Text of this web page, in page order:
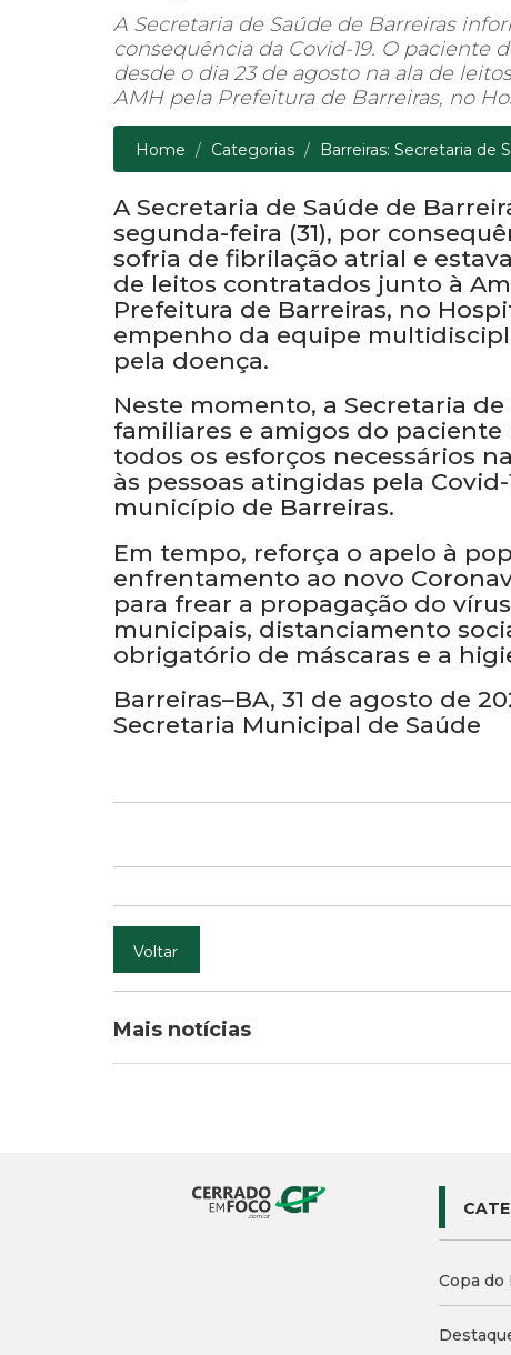
A Secretaria de Saúde de Barreiras
consequência da Covid-19. O paciente
desde o dia 23 de agosto na ala de
AMH pela Prefeitura de Barreiras, no
Home Categorias Barreiras: Secretaria de
A Secretaria de Saúde de
segunda-feira (31), por
sofria de fibrilação atrial e
de leitos contratados junto à
Prefeitura de Barreiras, no
empenho da equipe
pela doença.
Neste momento, a Secretaria
familiares e amigos do
todos os esforços necessários
às pessoas atingidas pela
município de Barreiras.
Em tempo, reforça o apelo à
enfrentamento ao novo
para frear a propagação do
municipais, distanciamento
obrigatório de máscaras e a
Barreiras–BA, 31 de agosto de
Secretaria Municipal de Saúde
Voltar
Mais notícias
Copa do